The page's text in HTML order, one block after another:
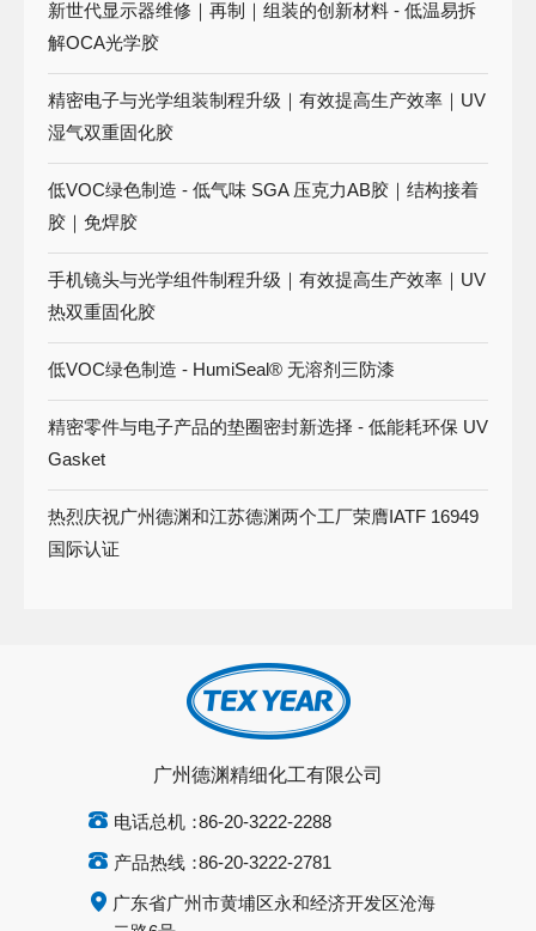
新世代显示器维修｜再制｜组装的创新材料 - 低温易拆
解OCA光学胶
精密电子与光学组装制程升级｜有效提高生产效率｜UV
湿气双重固化胶
低VOC绿色制造 - 低气味 SGA 压克力AB胶｜结构接着
胶｜免焊胶
手机镜头与光学组件制程升级｜有效提高生产效率｜UV
热双重固化胶
低VOC绿色制造 - HumiSeal® 无溶剂三防漆
精密零件与电子产品的垫圈密封新选择 - 低能耗环保 UV
Gasket
热烈庆祝广州德渊和江苏德渊两个工厂荣膺IATF 16949
国际认证
广州德渊精细化工有限公司
电话总机：86-20-3222-2288
产品热线：86-20-3222-2781
广东省广州市黄埔区永和经济开发区沧海